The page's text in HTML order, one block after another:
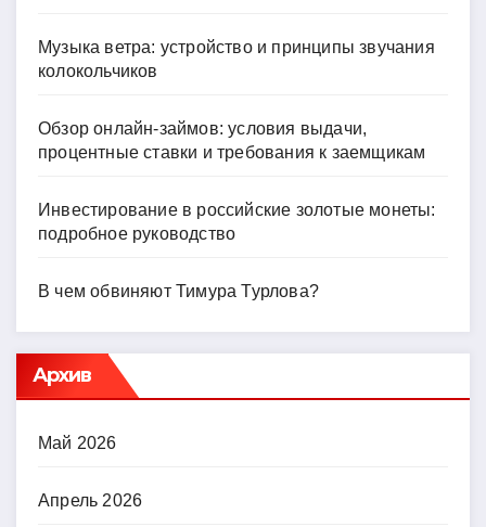
Музыка ветра: устройство и принципы звучания
колокольчиков
Обзор онлайн-займов: условия выдачи,
процентные ставки и требования к заемщикам
Инвестирование в российские золотые монеты:
подробное руководство
В чем обвиняют Тимура Турлова?
Архив
Май 2026
Апрель 2026